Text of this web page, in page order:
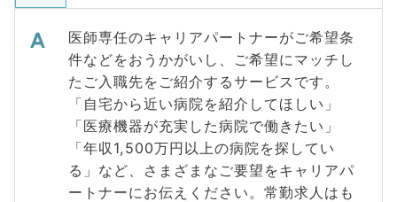
医師専任のキャリアパートナーがご希望条
件などをおうかがいし、ご希望にマッチし
たご入職先をご紹介するサービスです。
「自宅から近い病院を紹介してほしい」
「医療機器が充実した病院で働きたい」
「年収1,500万円以上の病院を探してい
る」など、さまざまなご要望をキャリアパ
ートナーにお伝えください。常勤求人はも